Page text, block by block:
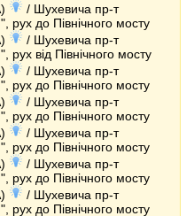
/ Шухевича пр-т
до Північного мосту
/ Шухевича пр-т
від Північного мосту
/ Шухевича пр-т
до Північного мосту
/ Шухевича пр-т
до Північного мосту
/ Шухевича пр-т
до Північного мосту
/ Шухевича пр-т
до Північного мосту
/ Шухевича пр-т
до Північного мосту